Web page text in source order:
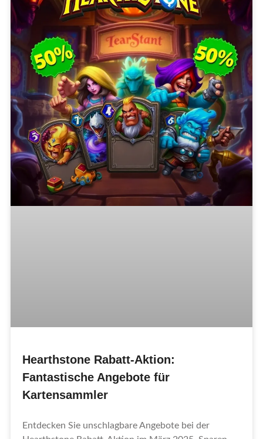
Hearthstone Rabatt-Aktion:
Fantastische Angebote für
Kartensammler
Entdecken Sie unschlagbare Angebote bei der